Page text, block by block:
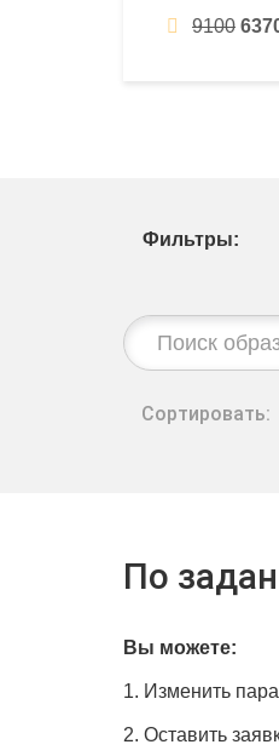
9100
Фильтры:
Строка
поиска:
Сортировать:
По
Вы можете:
1. Изменить
2. Оставить